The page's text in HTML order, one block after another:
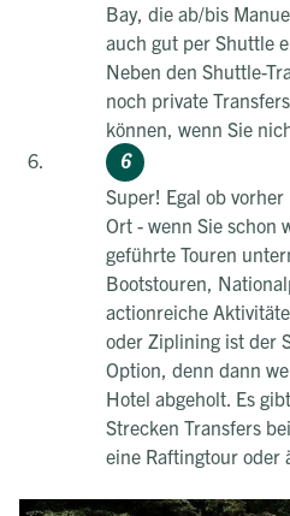
Bay, die ab/bis
auch gut per Shuttle
Neben den Shuttle-
noch private
können, wenn Sie
Super! Egal ob
Ort - wenn Sie schon
geführte Touren
Bootstouren,
actionreiche
oder Ziplining ist der
Option, denn dann
Hotel abgeholt. Es
Strecken Transfers
eine Raftingtour oder